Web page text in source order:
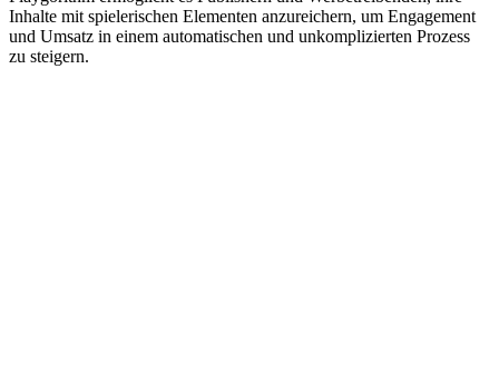
Inhalte mit spielerischen Elementen anzureichern, um Engagement
und Umsatz in einem automatischen und unkomplizierten Prozess
zu steigern.